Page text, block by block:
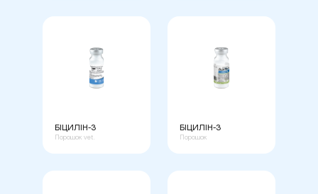
БІЦИЛІН-3
Порошок vet.
БІЦИЛІН-3
Порошок